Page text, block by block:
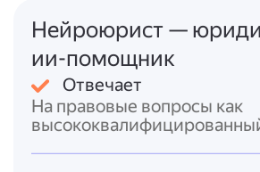
правонарушения.
Отсрочка или рассрочка.
наличии обстоятельств
материального
попросить отсрочку (до
рассрочку (до 3
штрафа.
Нейроюрист —
ии-помощник
Отвечает
На правовые вопросы как